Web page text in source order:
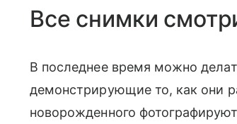
Все снимки
В последнее время можно
демонстрирующие то, как они
новорожденного